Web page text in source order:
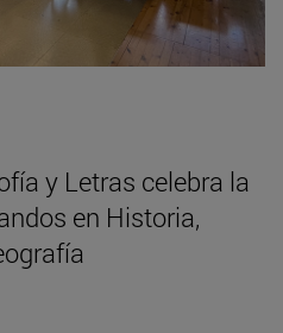
y Letras celebra la
en Historia,